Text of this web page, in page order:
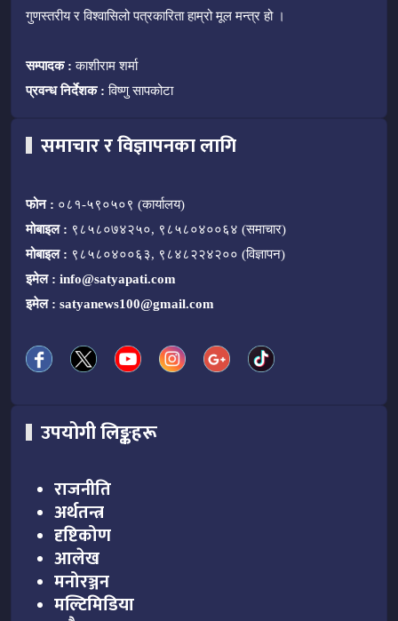
गुणस्तरीय र विश्वासिलो पत्रकारिता हाम्रो मूल मन्त्र हो ।
सम्पादक : काशीराम शर्मा
प्रवन्ध निर्देशक : विष्णु सापकोटा
समाचार र विज्ञापनका लागि
फोन : ०८१-५९०५०९ (कार्यालय)
मोबाइल : ९८५८०७४२५०, ९८५८०४००६४ (समाचार)
मोबाइल : ९८५८०४००६३, ९८४८२२४२०० (विज्ञापन)
इमेल : info@satyapati.com
इमेल : satyanews100@gmail.com
उपयोगी लिङ्कहरू
राजनीति
अर्थतन्त्र
दृष्टिकोण
आलेख
मनोरञ्जन
मल्टिमिडिया